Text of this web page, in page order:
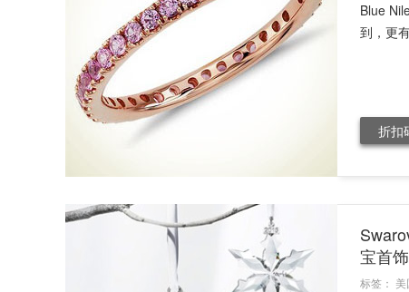
Blue
到，更
折扣
宝首饰
标签：